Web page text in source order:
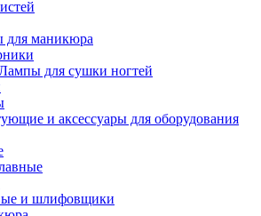
для маникюра
для сушки ногтей
и аксессуары для оборудования
и шлифовщики